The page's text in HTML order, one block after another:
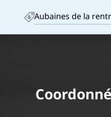
tc
Aubaines de la